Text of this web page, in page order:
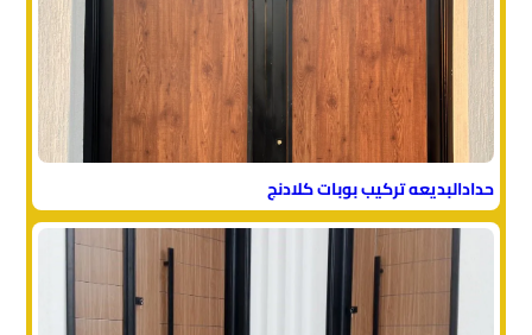
حدادالبديعه تركيب بوبات كلادنج